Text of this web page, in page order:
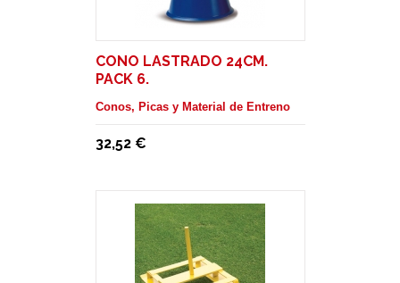
CONO LASTRADO 24CM.
PACK 6.
Conos, Picas y Material de Entreno
32,52 €